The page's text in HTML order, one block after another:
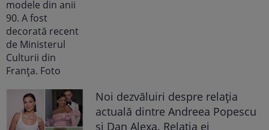
Noi dezvăluiri despre relația
actuală dintre Andreea Popescu
și Dan Alexa. Relația ei